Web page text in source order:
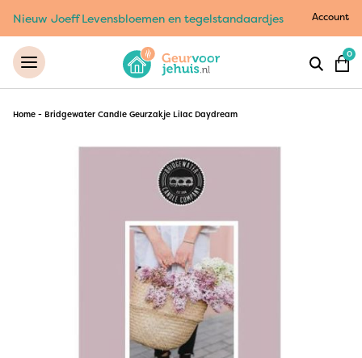
Nieuw Joeff Levensbloemen en tegelstandaardjes Account
0
Home - Bridgewater Candle Geurzakje Lilac Daydream